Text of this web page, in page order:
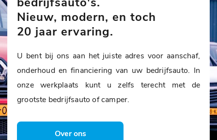
Nieuw, modern, en toch
20 jaar ervaring.
U bent bij ons aan het juiste adres voor aanschaf,
onderhoud en financiering van uw bedrijfsauto. In
onze werkplaats kunt u zelfs terecht met de
grootste bedrijfsauto of camper.
Over ons